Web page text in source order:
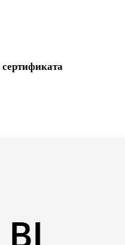
сертификата